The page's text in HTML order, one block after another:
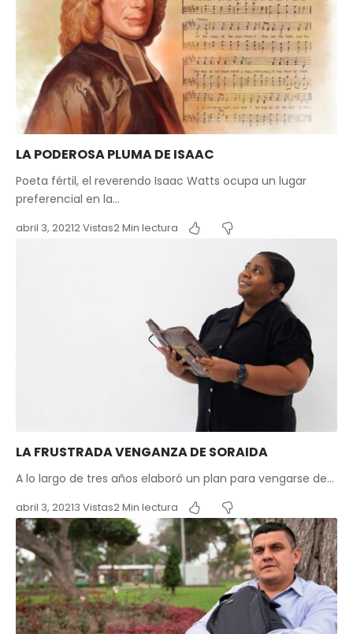
LA PODEROSA PLUMA DE ISAAC
Poeta fértil, el reverendo Isaac Watts ocupa un lugar
preferencial en la…
abril 3, 20212 Vistas2 Min lectura
LA FRUSTRADA VENGANZA DE SORAIDA
A lo largo de tres años elaboró un plan para vengarse de…
abril 3, 20213 Vistas2 Min lectura